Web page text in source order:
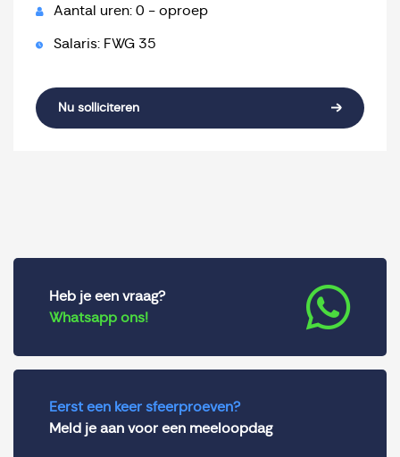
Aantal uren: 0 - oproep
Salaris: FWG 35
Nu solliciteren
Heb je een vraag?
Whatsapp ons!
Eerst een keer sfeerproeven?
Meld je aan voor een meeloopdag